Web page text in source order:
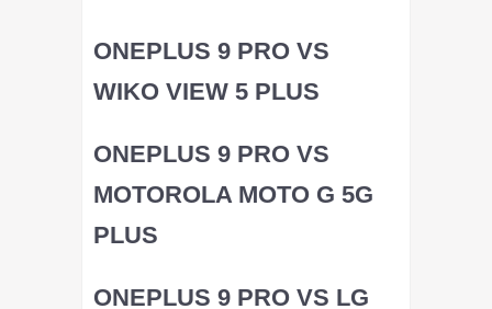
ONEPLUS 9 PRO VS
WIKO VIEW 5 PLUS
ONEPLUS 9 PRO VS
MOTOROLA MOTO G 5G
PLUS
ONEPLUS 9 PRO VS LG